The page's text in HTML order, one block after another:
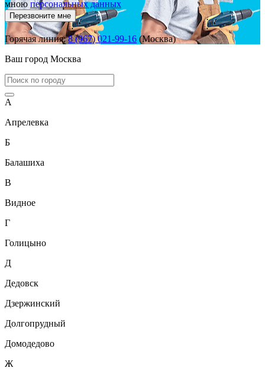
мною персональных данных
Перезвоните мне
Горячая линия:8 (967) 021-99-16 (Москва)
Ваш город Москва
А
Апрелевка
Б
Балашиха
В
Видное
Г
Голицыно
Д
Дедовск
Дзержинский
Долгопрудный
Домодедово
Ж